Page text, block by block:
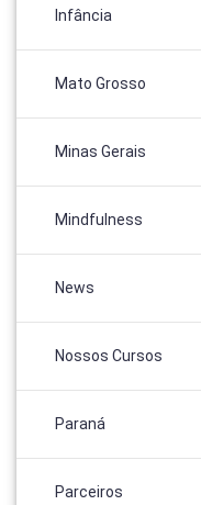
Infância
Mato Grosso
Minas Gerais
Mindfulness
News
Nossos Cursos
Paraná
Parceiros